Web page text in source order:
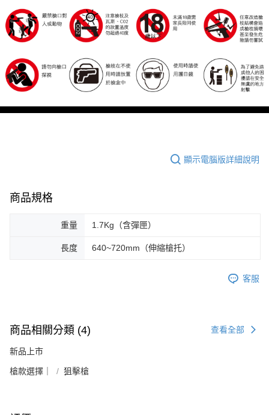
顯示電腦版詳細說明
商品規格
重量 1.7Kg（含彈匣）
長度 640~720mm（伸縮槍托）
客服
商品相關分類 (4) 查看全部
新品上市
槍款選擇｜ 狙擊槍